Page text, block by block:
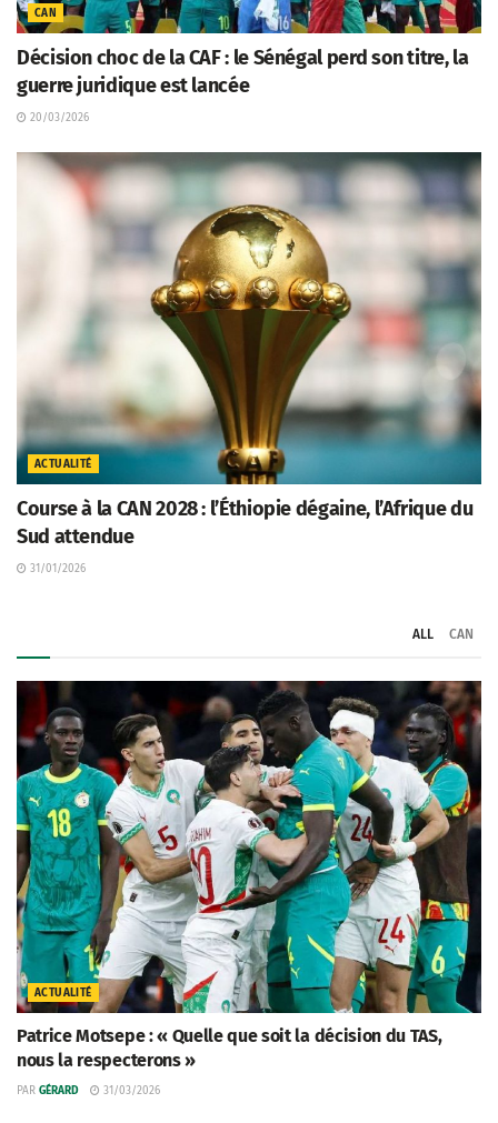
CAN
Décision choc de la CAF : le Sénégal perd son titre, la
guerre juridique est lancée
20/03/2026
ACTUALITÉ
Course à la CAN 2028 : l’Éthiopie dégaine, l’Afrique du
Sud attendue
31/01/2026
ALL CAN
ACTUALITÉ
Patrice Motsepe : « Quelle que soit la décision du TAS,
nous la respecterons »
PAR GÉRARD 31/03/2026